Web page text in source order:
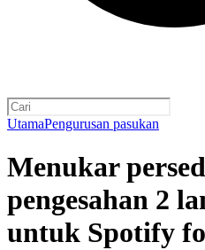
UtamaPengurusan pasukan
Menukar
pengesahan 2
untuk Spotify